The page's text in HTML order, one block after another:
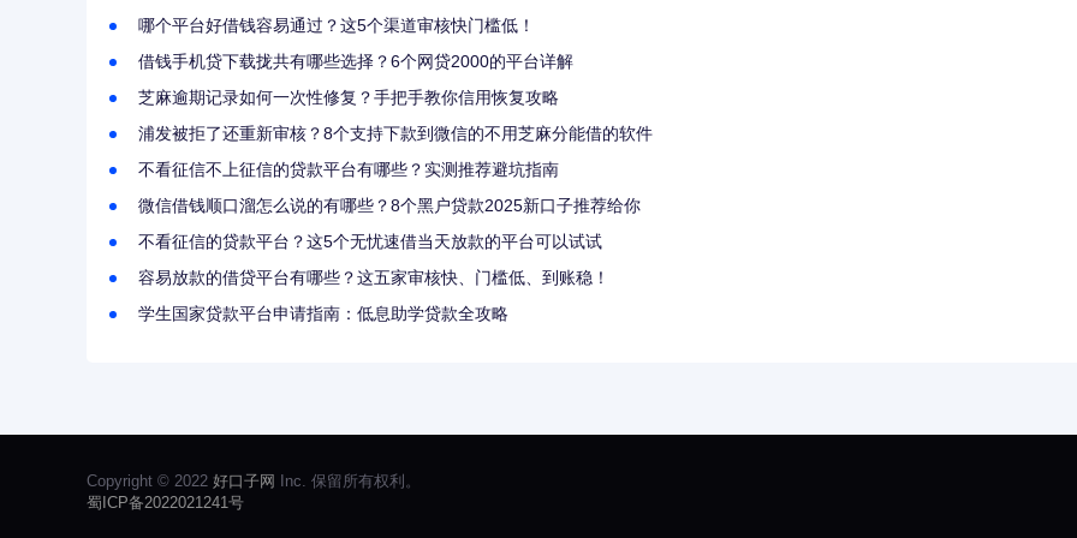
哪个平台好借钱容易通过？这5个渠道审核快门槛低！
借钱手机贷下载拢共有哪些选择？6个网贷2000的平台详解
芝麻逾期记录如何一次性修复？手把手教你信用恢复攻略
浦发被拒了还重新审核？8个支持下款到微信的不用芝麻分能借的软件
不看征信不上征信的贷款平台有哪些？实测推荐避坑指南
微信借钱顺口溜怎么说的有哪些？8个黑户贷款2025新口子推荐给你
不看征信的贷款平台？这5个无忧速借当天放款的平台可以试试
容易放款的借贷平台有哪些？这五家审核快、门槛低、到账稳！
学生国家贷款平台申请指南：低息助学贷款全攻略
Copyright © 2022 好口子网
Inc. 保留所有权利。
蜀ICP备2022021241号